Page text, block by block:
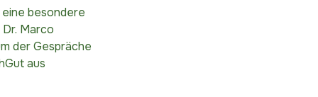
besondere
Marco
der Gespräche
aus